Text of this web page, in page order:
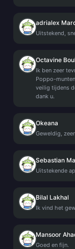
adrialex
Uitstekend,
Octavine
Ik ben zeer
Poppo-
veilig tijdens
dank u.
Okeana
Geweldig,
Sebastian
Uitstekende
Bilal Lakhal
Ik vind het
Mansoor
Goed en fijn.